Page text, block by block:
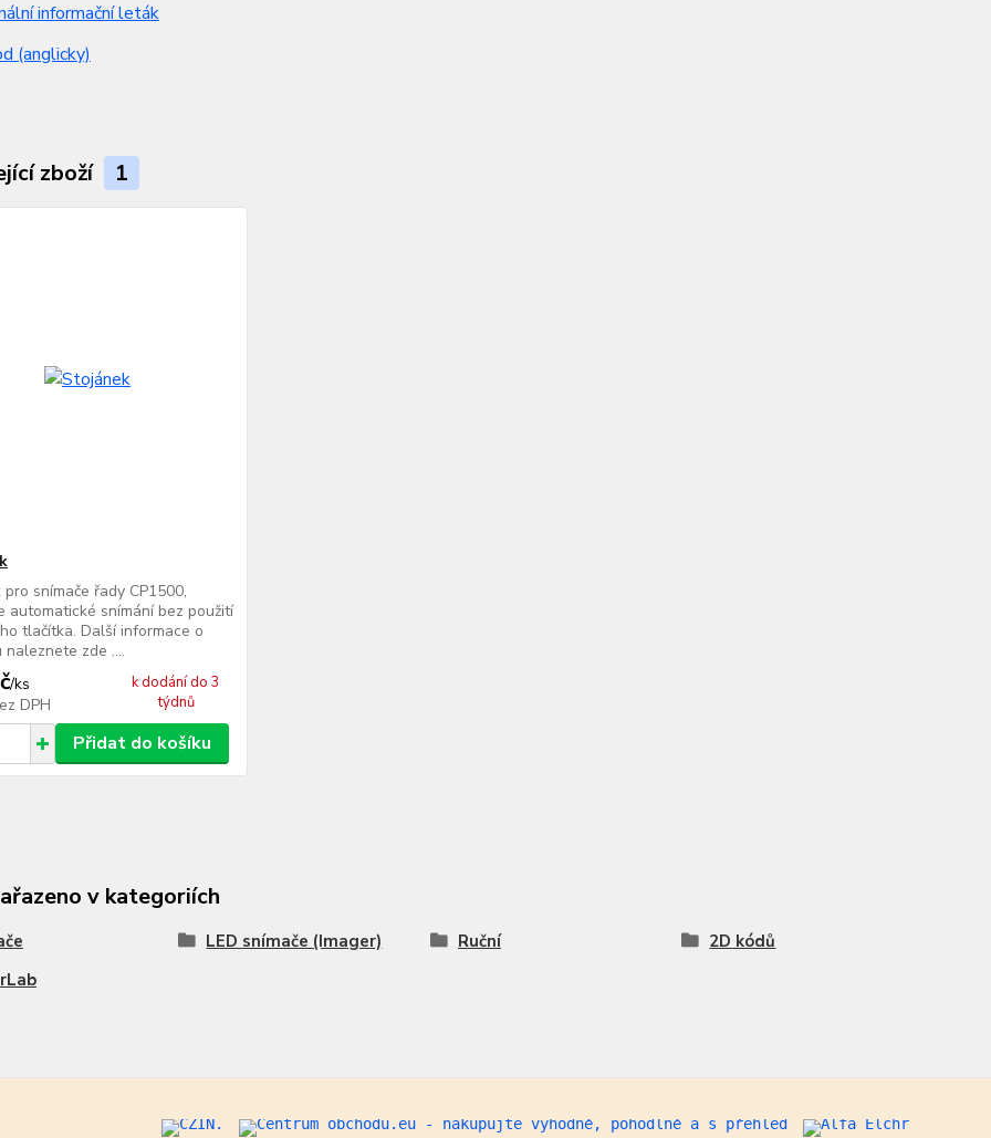
informační leták
(anglicky)
zboží 1
snímače řady CP1500,
automatické snímání bez použití
tlačítka. Další informace o
zde ....
/ks
DPH
k dodání do 3
týdnů
Přidat do košíku
v kategoriích
LED snímače (Imager) Ruční
2D kódů